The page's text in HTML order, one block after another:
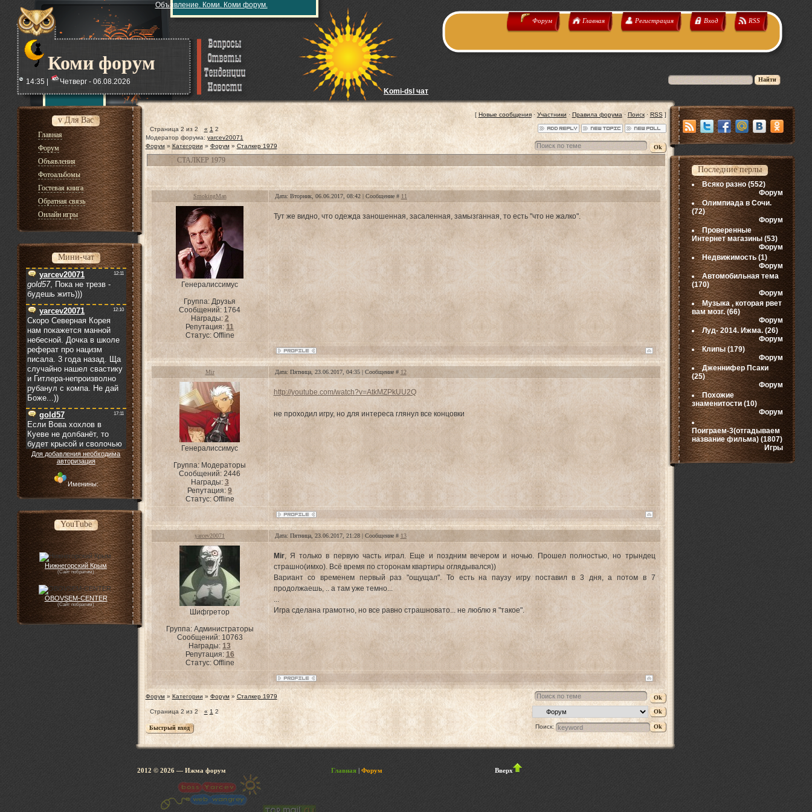
Коми форум
Объявление. Коми. Коми форум.
Форум Главная Регистрация Вход RSS
14:35 |
Четверг - 06.08.2026
Komi-dsl чат
v Для Вас
Главная
Форум
Объявления
Фотоальбомы
Гостевая книга
Обратная связь
Онлайн игры
Мини-чат
Для добавления необходима
авторизация
Именины:
YouTube
Нижнегорский Крым
(Сайт побратим)
OBOVSEM-CENTER
(Сайт побратим)
[ Новые сообщения· Участники · Правила форума · Поиск· RSS]
Страница2 из 2 « 1 2
Модератор форума: yarcev20071
Форум » Категории » Форум » Сталкер 1979
СТАЛКЕР 1979
SmokingMan Дата: Вторник, 06.06.2017, 08:42 | Сообщение # 11
Генералиссимус
Группа: Друзья
Сообщений: 1764
Награды: 2
Репутация:11
Статус: Offline
Тут же видно, что одежда заношенная, засаленная, замызганная, то есть "что не жалко".
Mir Дата: Пятница, 23.06.2017, 04:35 | Сообщение # 12
Генералиссимус
Группа: Модераторы
Сообщений:2446
Награды: 3
Репутация:9
Статус:Offline
http://youtube.com/watch?v=AtkMZPkUU2Q
не проходил игру, но для интереса глянул все концовки
yarcev20071 Дата: Пятница, 23.06.2017, 21:28 | Сообщение # 13
Шифгретор
Группа: Администраторы
Сообщений: 10763
Награды:13
Репутация: 16
Статус: Offline
Mir, Я только в первую часть играл. Еще и поздним вечером и ночью. Прошел полностью, но трындец
страшно(имхо). Всё время по сторонам квартиры оглядывался))
Вариант со временем первый раз "ощущал". То есть на паузу игру поставил в 3 дня, а потом в 7
продолжаешь, .. а там уже темно...
...
Игра сделана грамотно, но все равно страшновато... не люблю я "такое".
Форум » Категории » Форум » Сталкер 1979
Страница2 из 2 « 1 2
Поиск:
Последние перлы
Всяко разно (552)
Форум
Олимпиада в Сочи.
(72)
Форум
Проверенные
Интернет магазины (53)
Форум
Недвижимость (1)
Форум
Автомобильная тема
(170)
Форум
Музыка , которая рвет
вам мозг. (66)
Форум
Луд- 2014. Ижма. (26)
Форум
Клипы (179)
Форум
Дженнифер Псаки
(25)
Форум
Похожие
знаменитости (10)
Форум
Поиграем-3(отгадываем
название фильма) (1807)
Игры
2012 © 2026— Ижма форум Главная Форум Вверх